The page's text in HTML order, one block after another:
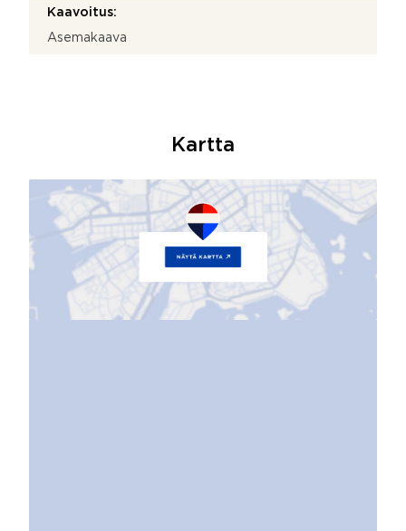
Kaavoitus:
Asemakaava
Kartta